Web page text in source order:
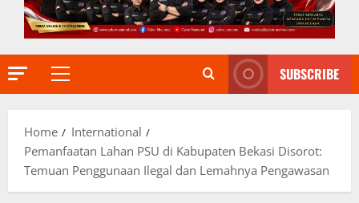
Primary
SUBSCRIBE
Home
International
Pemanfaatan Lahan PSU di Kabupaten Bekasi Disorot:
Temuan Penggunaan Ilegal dan Lemahnya Pengawasan